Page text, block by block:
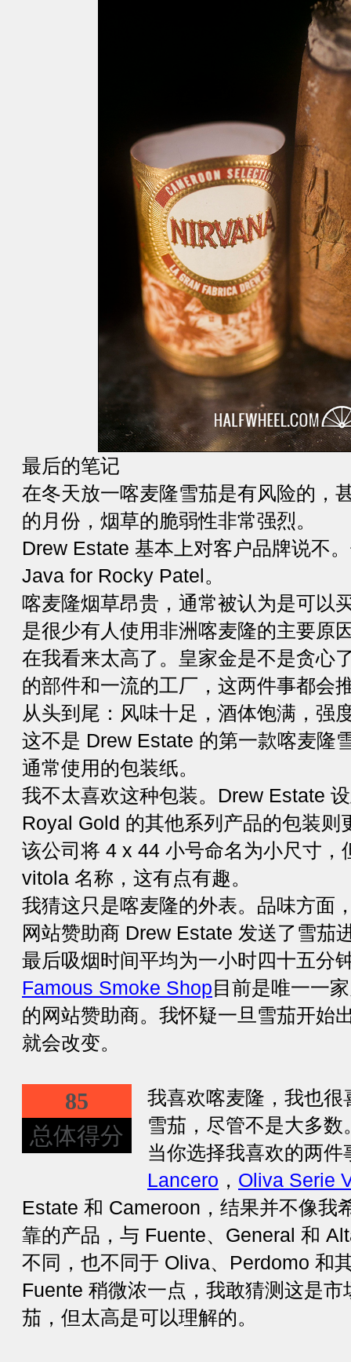
最后的笔记
在冬天放一喀麦隆雪茄是有风险的，
的月份，烟草的脆弱性非常强烈。
Drew Estate 基本上对客户品牌说不
Java for Rocky Patel。
喀麦隆烟草昂贵，通常被认为是可以
是很少有人使用非洲喀麦隆的主要原
在我看来太高了。皇家金是不是贪心
的部件和一流的工厂，这两件事都会
从头到尾：风味十足，酒体饱满，强
这不是 Drew Estate 的第一款喀麦隆
通常使用的包装纸。
我不太喜欢这种包装。Drew Estate
Royal Gold 的其他系列产品的包装则
该公司将 4 x 44 小号命名为小尺寸，
vitola 名称，这有点有趣。
我猜这只是喀麦隆的外表。品味方面
网站赞助商 Drew Estate 发送了雪茄
最后吸烟时间平均为一小时四十五分
Famous Smoke Shop目前是唯一一
的网站赞助商。我怀疑一旦雪茄开始
就会改变。
85
总体得分
我喜欢喀麦隆，我也
雪茄，尽管不是大多
当你选择我喜欢的两件
Lancero ， Oliva Serie
Estate 和 Cameroon，结果并不像我
靠的产品，与 Fuente、General 和
不同，也不同于 Oliva、Perdomo 和
Fuente 稍微浓一点，我敢猜测这是
茄，但太高是可以理解的。